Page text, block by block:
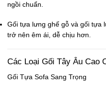
ngồi chuẩn.
Gối tựa lưng ghế gỗ và gối tựa
trở nên êm ái, dễ chịu hơn.
Các Loại Gối Tây Âu Cao
Gối Tựa Sofa Sang Trọng